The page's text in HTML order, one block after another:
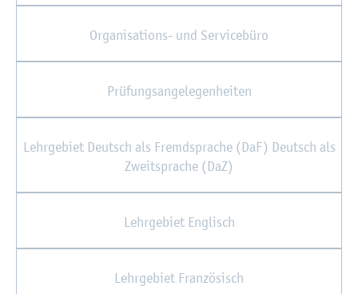
Or­ga­ni­sa­ti­ons- und Ser­vice­bü­ro
Prü­fungs­an­ge­le­gen­hei­ten
Lehr­ge­biet Deutsch als Fremd­spra­che (DaF) Deutsch als
Zweit­spra­che (DaZ)
Lehr­ge­biet Eng­lisch
Lehr­ge­biet Fran­zö­sisch